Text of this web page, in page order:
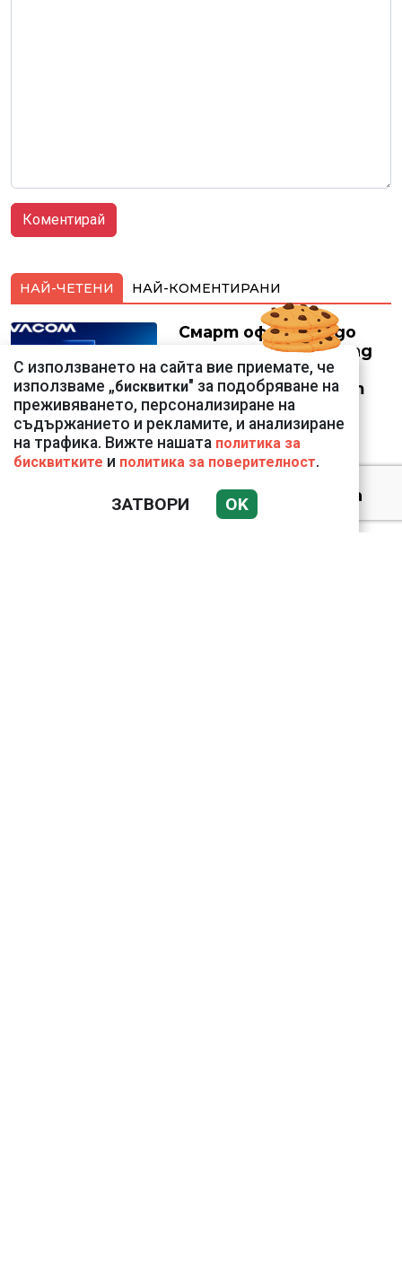
НАЙ-ЧЕТЕНИ НАЙ-КОМЕНТИРАНИ
Смарт оферти с до
90% отстъпка за над
150 устройства от
Vivacom през август
Датската принцеса
Изабела влезе в
С използването на сайта вие приемате, че
използваме „бисквитки" за подобряване на
преживяването, персонализиране на
съдържанието и рекламите, и анализиране
на трафика. Вижте нашата политика за
бисквитките и политика за поверителност.
ЗАТВОРИ OK